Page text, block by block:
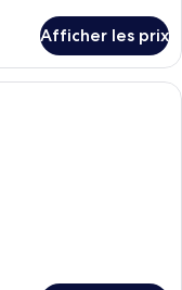
Afficher les prix
qualité, lit avec matelas à